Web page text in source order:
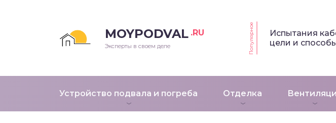
MOYPODVAL .RU
Эксперты в своем деле Популярное
Испытания
цели и
Устройство подвала и погреба Отделка